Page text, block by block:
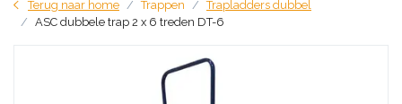
Terug naar home Trappen
Trapladders dubbel
ASC dubbele trap 2 x 6 treden DT-6